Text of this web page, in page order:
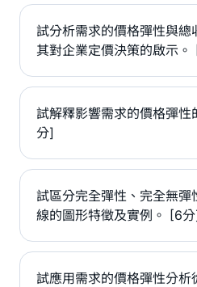
試分析需求的價格彈性與總
其對企業定價決策的啟示。
試解釋影響需求的價格彈
分]
試區分完全彈性、完全無彈
線的圖形特徵及實例。 [6
試應用需求的價格彈性分析